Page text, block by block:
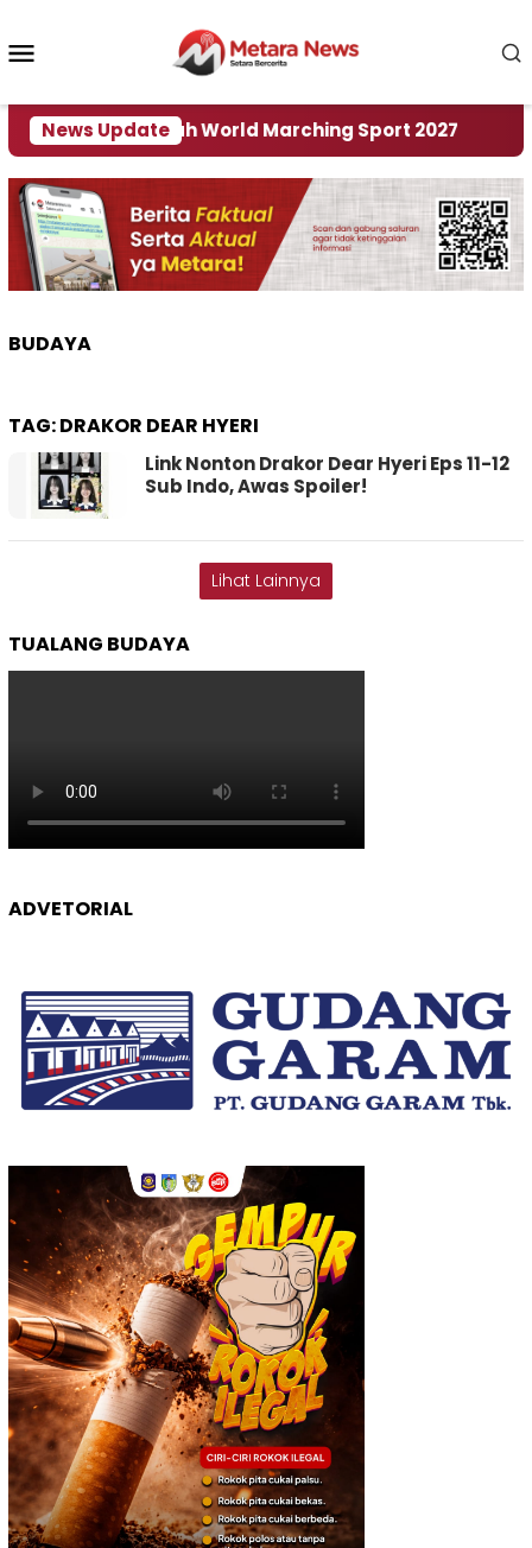
konten
News Update
Tuan Rumah World Marching Sport 2027
BUDAYA
TAG:DRAKOR DEAR HYERI
Link Nonton Drakor Dear Hyeri Eps 11-12
Sub Indo, Awas Spoiler!
Lihat Lainnya
TUALANG BUDAYA
ADVETORIAL